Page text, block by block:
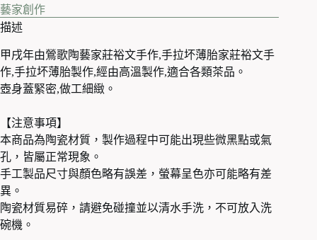
藝家創作
描述
甲戌年由鶯歌陶藝家莊裕文手作,手拉坏薄胎家莊裕文手
作,手拉坏薄胎製作,經由高溫製作,適合各類茶品。
壺身蓋緊密,做工細緻。
【注意事項】
本商品為陶瓷材質，製作過程中可能出現些微黑點或氣
孔，皆屬正常現象。
手工製品尺寸與顏色略有誤差，螢幕呈色亦可能略有差
異。
陶瓷材質易碎，請避免碰撞並以清水手洗，不可放入洗
碗機。